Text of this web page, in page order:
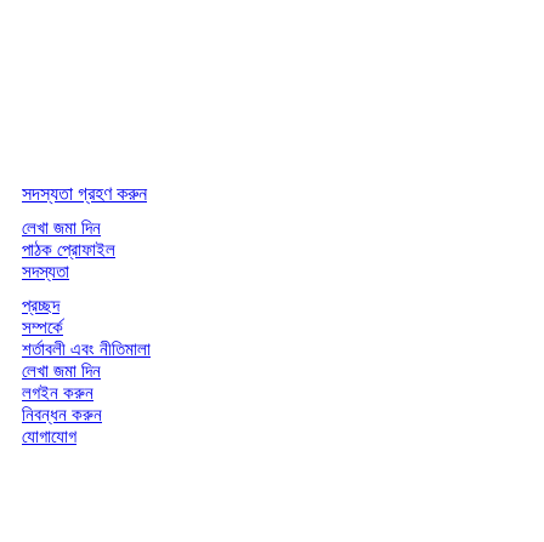
সদস্যতা গ্রহণ করুন
লেখা জমা দিন
পাঠক প্রোফাইল
সদস্যতা
প্রচ্ছদ
সম্পর্কে
শর্তাবলী এবং নীতিমালা
লেখা জমা দিন
লগইন করুন
নিবন্ধন করুন
যোগাযোগ